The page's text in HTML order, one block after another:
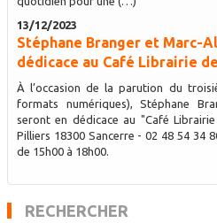
13/12/2023
Stéphane Branger et Marc-
dédicace au Café Librairie
À l’occasion de la parution du
formats numériques), Stéphane
seront en dédicace au "Café
Pilliers 18300 Sancerre - 02 48 54 34
de 15h00 à 18h00.
RECHERCHER